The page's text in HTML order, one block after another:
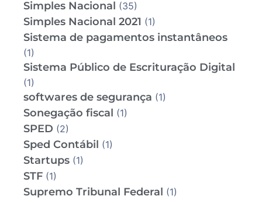
Simples Nacional (35)
Simples Nacional 2021 (1)
Sistema de pagamentos instantâneos
(1)
Sistema Público de Escrituração Digital
(1)
softwares de segurança (1)
Sonegação fiscal (1)
SPED (2)
Sped Contábil (1)
Startups (1)
STF (1)
Supremo Tribunal Federal (1)